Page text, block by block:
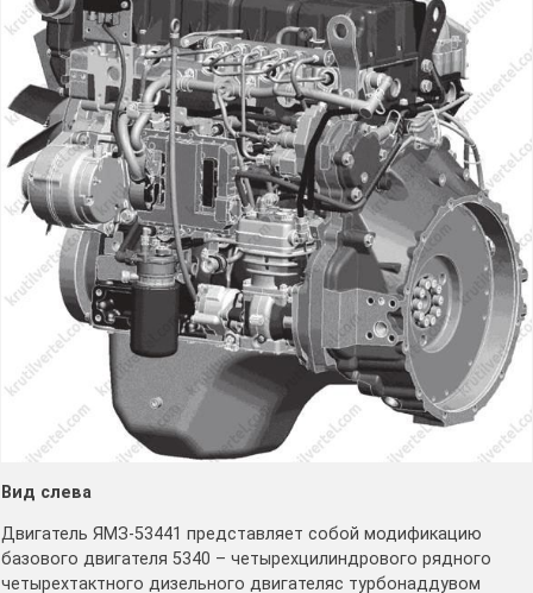
Вид слева
Двигатель ЯМЗ-53441 представляет собой модификацию
базового двигателя 5340 – четырехцилиндрового рядного
четырехтактного дизельного двигателяс турбонаддувом